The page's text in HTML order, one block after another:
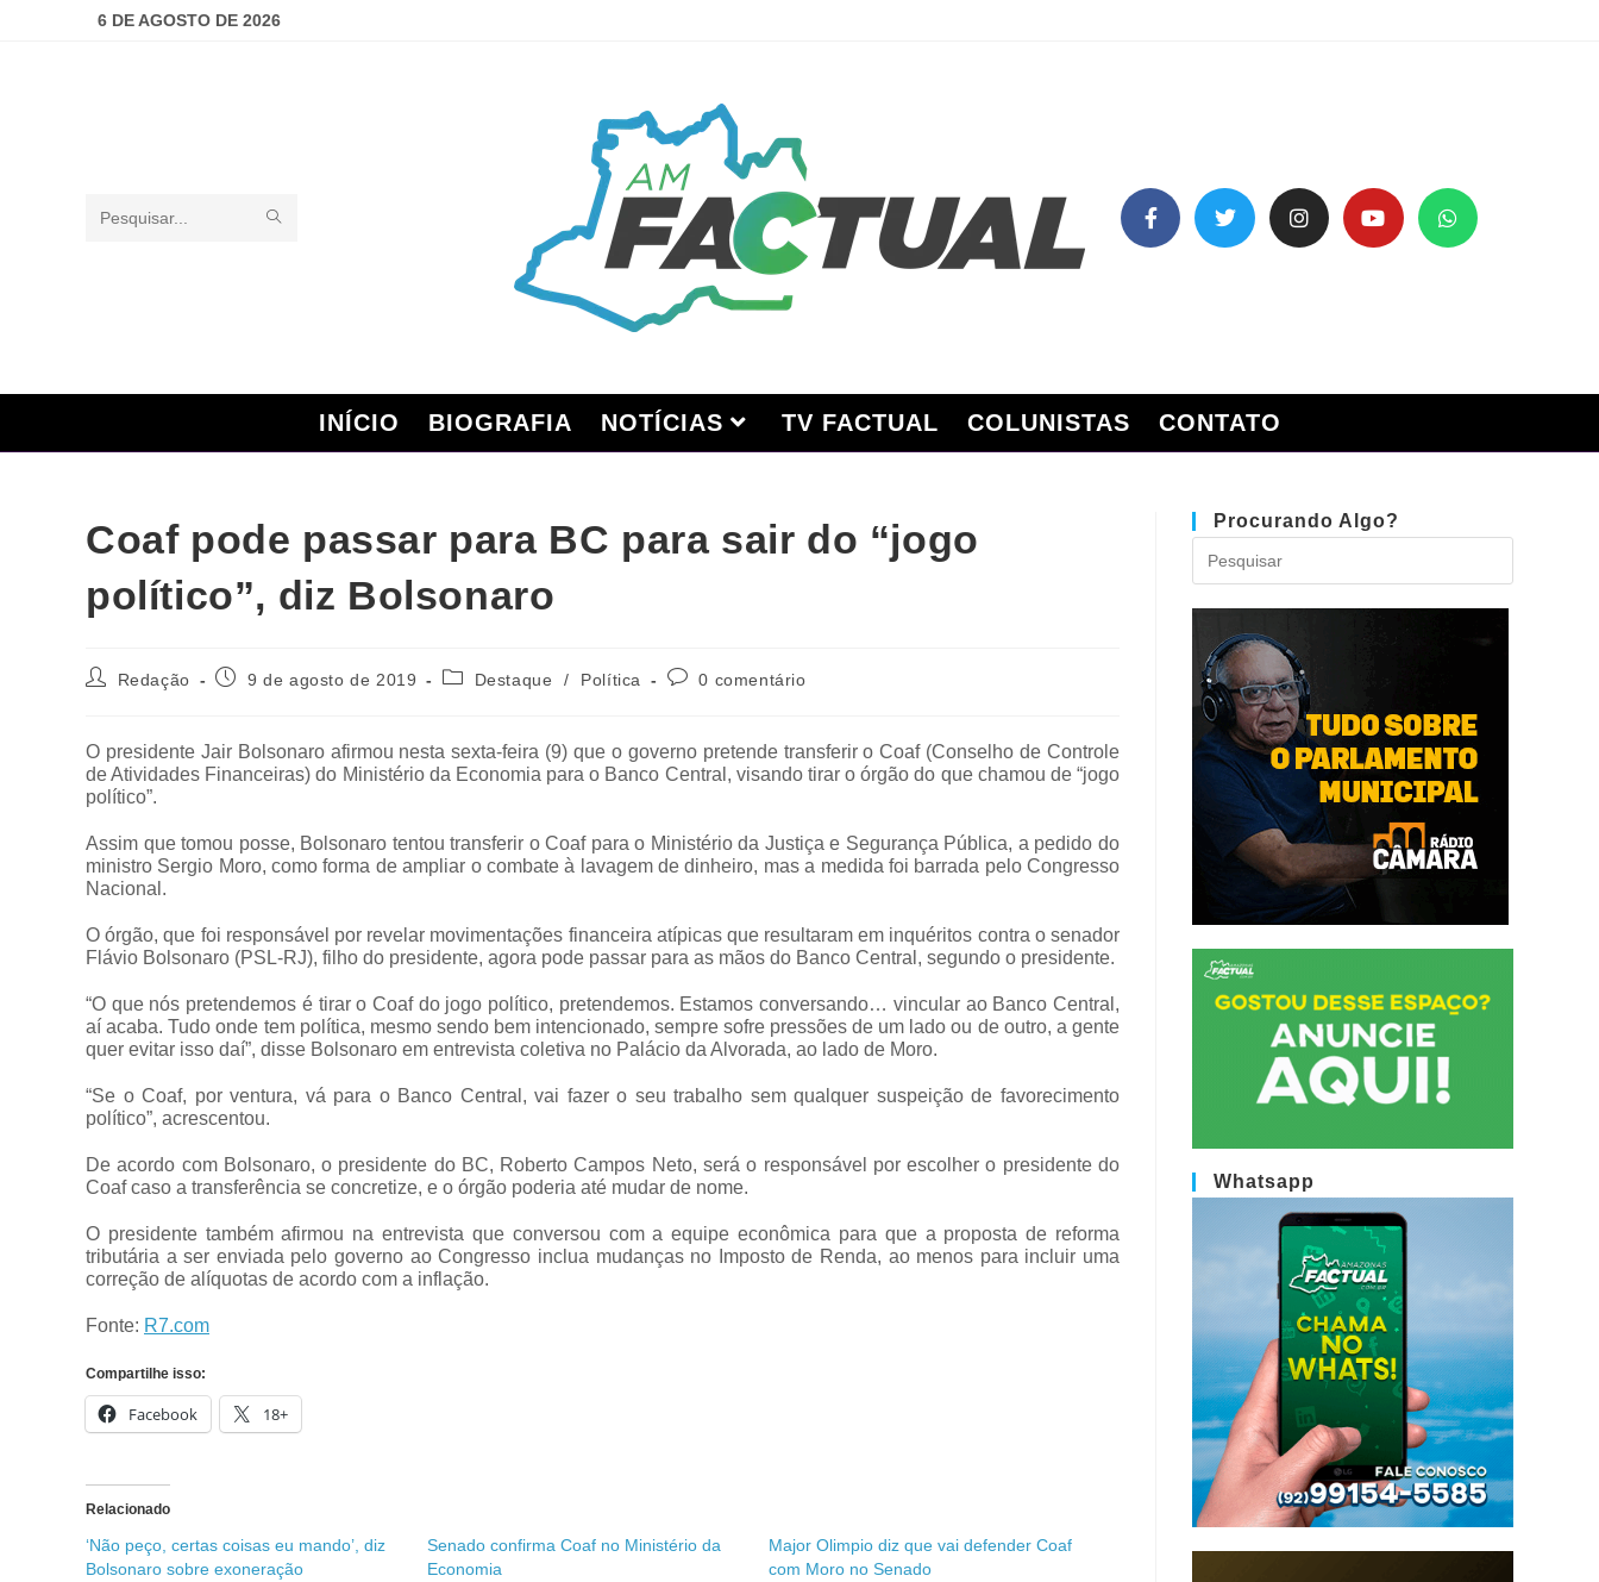
6 DE AGOSTO DE 2026
Pesquisar
INÍCIO BIOGRAFIA NOTÍCIAS TV FACTUAL COLUNISTAS CONTATO
Coaf pode passar para BC para sair do “jogo
político”, diz Bolsonaro
Redação 9 de agosto de 2019 Destaque / Política 0 comentário
O presidente Jair Bolsonaro afirmou nesta sexta-feira (9) que o governo pretende transferir o Coaf (Conselho de Controle
de Atividades Financeiras) do Ministério da Economia para o Banco Central, visando tirar o órgão do que chamou de “jogo
político”.
Assim que tomou posse, Bolsonaro tentou transferir o Coaf para o Ministério da Justiça e Segurança Pública, a pedido do
ministro Sergio Moro, como forma de ampliar o combate à lavagem de dinheiro, mas a medida foi barrada pelo Congresso
Nacional.
O órgão, que foi responsável por revelar movimentações financeira atípicas que resultaram em inquéritos contra o senador
Flávio Bolsonaro (PSL-RJ), filho do presidente, agora pode passar para as mãos do Banco Central, segundo o presidente.
“O que nós pretendemos é tirar o Coaf do jogo político, pretendemos. Estamos conversando… vincular ao Banco Central,
aí acaba. Tudo onde tem política, mesmo sendo bem intencionado, sempre sofre pressões de um lado ou de outro, a gente
quer evitar isso daí”, disse Bolsonaro em entrevista coletiva no Palácio da Alvorada, ao lado de Moro.
“Se o Coaf, por ventura, vá para o Banco Central, vai fazer o seu trabalho sem qualquer suspeição de favorecimento
político”, acrescentou.
De acordo com Bolsonaro, o presidente do BC, Roberto Campos Neto, será o responsável por escolher o presidente do
Coaf caso a transferência se concretize, e o órgão poderia até mudar de nome.
O presidente também afirmou na entrevista que conversou com a equipe econômica para que a proposta de reforma
tributária a ser enviada pelo governo ao Congresso inclua mudanças no Imposto de Renda, ao menos para incluir uma
correção de alíquotas de acordo com a inflação.
Fonte: R7.com
Compartilhe isso:
Facebook 18+
Relacionado
‘Não peço, certas coisas eu mando’, diz
Bolsonaro sobre exoneração
Senado confirma Coaf no Ministério da
Economia
Major Olimpio diz que vai defender Coaf
com Moro no Senado
Procurando Algo?
Whatsapp